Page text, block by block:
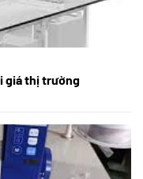
giá thị trường